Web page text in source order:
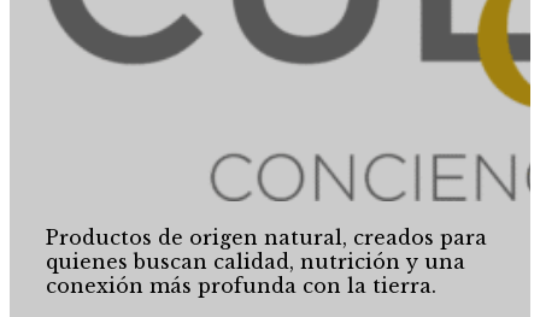
Productos de origen natural, creados para
quienes buscan calidad, nutrición y una
conexión más profunda con la tierra.